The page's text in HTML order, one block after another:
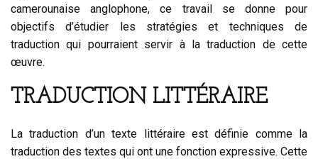
camerounaise anglophone, ce travail se donne pour
objectifs d’étudier les stratégies et techniques de
traduction qui pourraient servir à la traduction de cette
œuvre.
TRADUCTION LITTÉRAIRE
La traduction d’un texte littéraire est définie comme la
traduction des textes qui ont une fonction expressive. Cette